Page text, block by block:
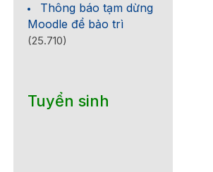
Thông báo tạm dừng
Moodle để bảo trì
(25.710)
Tuyển sinh